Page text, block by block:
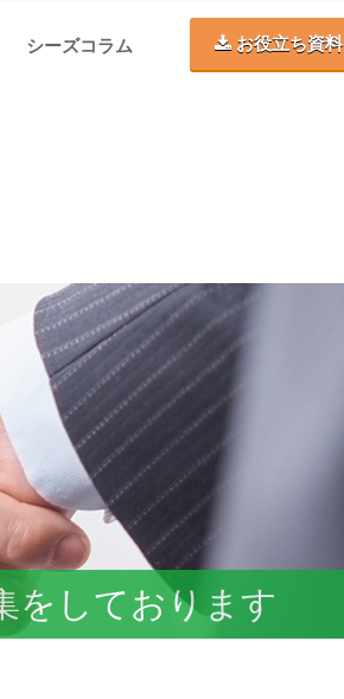
シーズコラム お役立ち資料
をしております